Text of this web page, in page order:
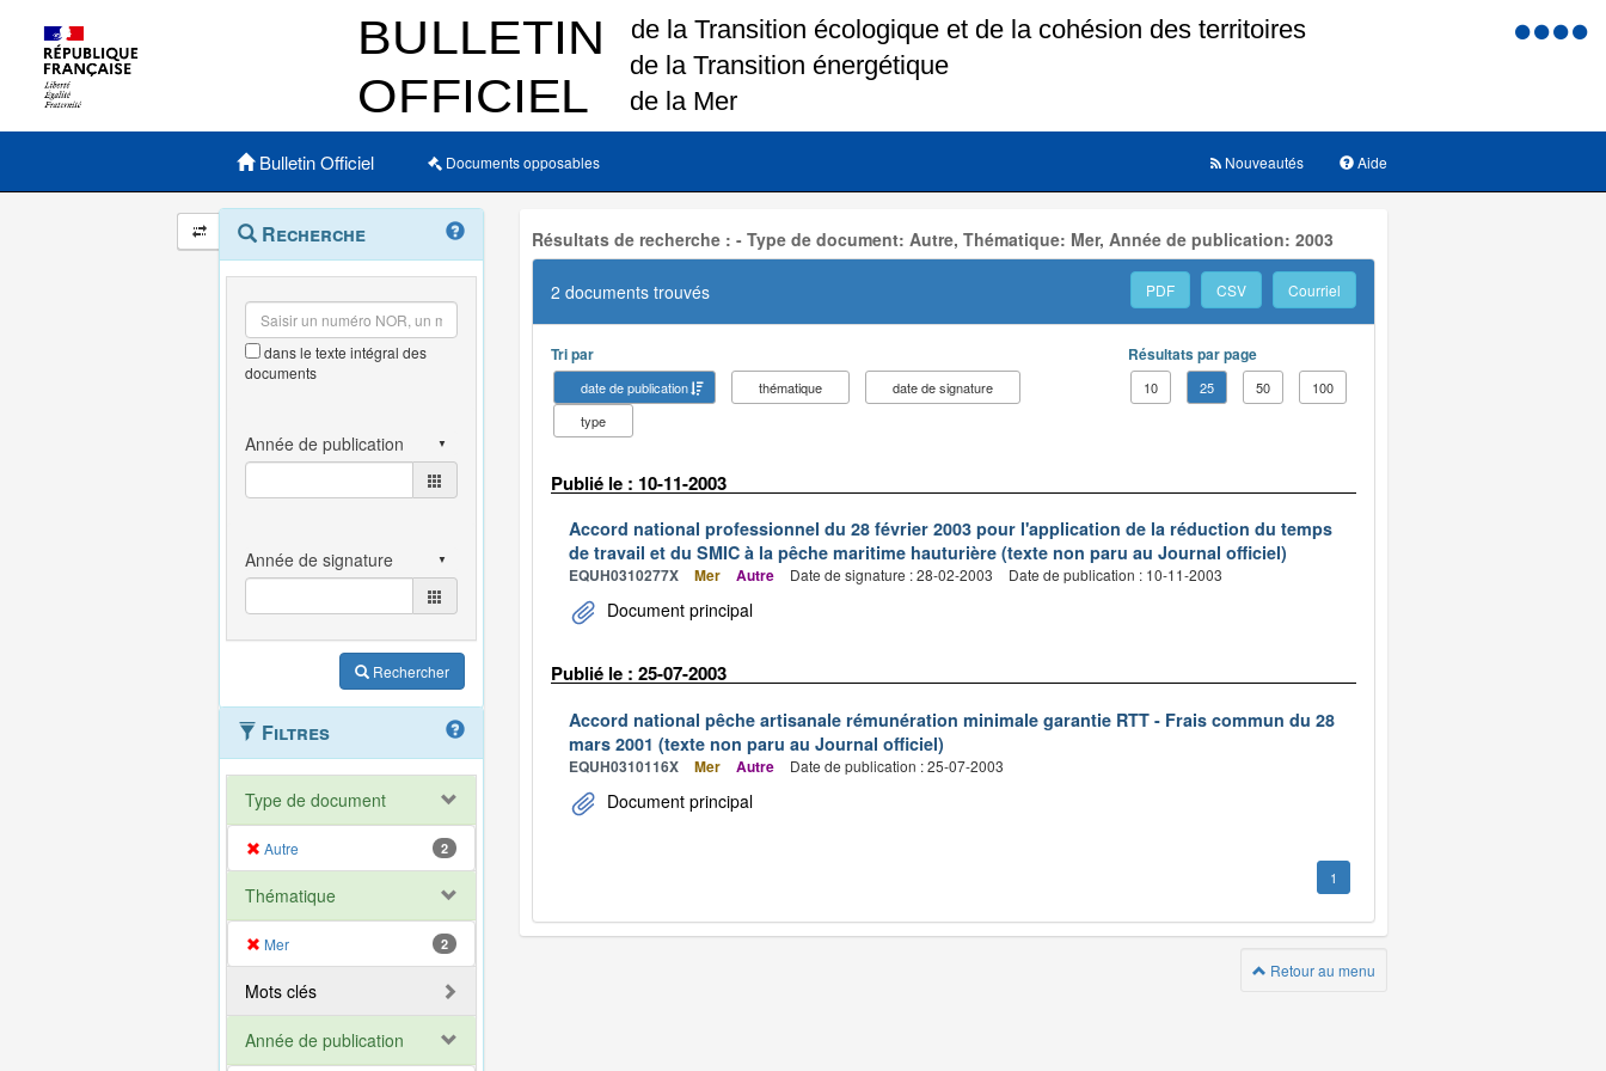
Menu
Menu principal
Bulletin Officiel Documents opposables Aide
Nouveautés
Navigation
et
outils
annexes
Menu
contextuel
Recherche
dans le texte intégral des
documents
Rechercher
Filtres
Type de document
Autre 2
Thématique
Mer 2
Mots clés
Année de publication
Résultats de recherche : - Type de document: Autre, Thématique: Mer, Année de publication: 2003
2 documents trouvés PDF CSV Courriel
Tri par
date de publication thématique
date de signature
type
Résultats par page
10 25 50 100
Publié le : 10-11-2003
Accord national professionnel du 28 février 2003 pour l'application de la réduction du temps
de travail et du SMIC à la pêche maritime hauturière (texte non paru au Journal officiel)
EQUH0310277X Mer Autre Date de signature : 28-02-2003 Date de publication : 10-11-2003
Document principal
Publié le : 25-07-2003
Accord national pêche artisanale rémunération minimale garantie RTT - Frais commun du 28
mars 2001 (texte non paru au Journal officiel)
EQUH0310116X Mer Autre Date de publication : 25-07-2003
Document principal
1
Retour au menu